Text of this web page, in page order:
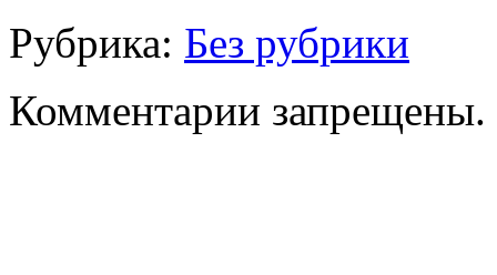
Рубрика: Без рубрики
Комментарии запрещены.